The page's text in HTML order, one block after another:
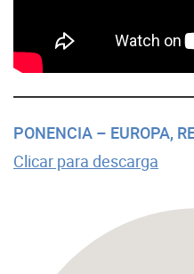
PONENCIA – EUROPA,
Clicar para descarga